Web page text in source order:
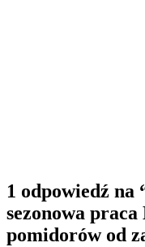
1 odpowiedź na
sezonowa
pomidorów od